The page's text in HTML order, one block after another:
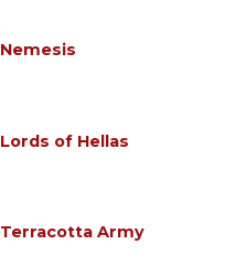
Nemesis
Lords of Hellas
Terracotta Army